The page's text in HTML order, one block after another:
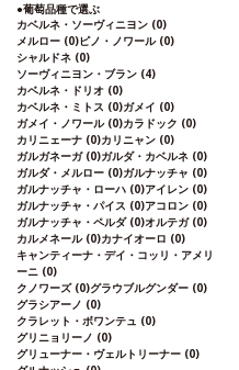
●葡萄品種で選ぶ
カベルネ・ソーヴィニヨン (0)
メルロー (0)ピノ・ノワール (0)
シャルドネ (0)
ソーヴィニヨン・ブラン (4)
カベルネ・ドリオ (0)
カベルネ・ミトス (0)ガメイ (0)
ガメイ・ノワール (0)カラドック (0)
カリニェーナ (0)カリニャン (0)
ガルガネーガ (0)ガルダ・カベルネ (0)
ガルダ・メルロー (0)ガルナッチャ (0)
ガルナッチャ・ローハ (0)アイレン (0)
ガルナッチャ・パイス (0)アコロン (0)
ガルナッチャ・ペルダ (0)オルテガ (0)
カルメネール (0)カナイオーロ (0)
キャンティーナ・デイ・コッリ・アメリ
ーニ (0)
クノワーズ (0)グラウブルグンダー (0)
グラシアーノ (0)
クラレット・ボワンテュ (0)
グリニョリーノ (0)
グリューナー・ヴェルトリーナー (0)